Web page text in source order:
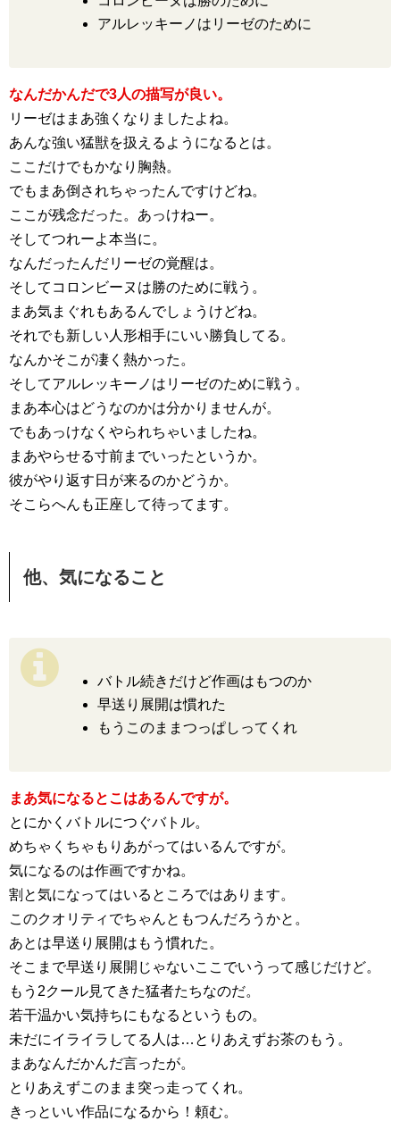
アルレッキーノはリーゼのために
なんだかんだで3人の描写が良い。
リーゼはまあ強くなりましたよね。
あんな強い猛獣を扱えるようになるとは。
ここだけでもかなり胸熱。
でもまあ倒されちゃったんですけどね。
ここが残念だった。あっけねー。
そしてつれーよ本当に。
なんだったんだリーゼの覚醒は。
そしてコロンビーヌは勝のために戦う。
まあ気まぐれもあるんでしょうけどね。
それでも新しい人形相手にいい勝負してる。
なんかそこが凄く熱かった。
そしてアルレッキーノはリーゼのために戦う。
まあ本心はどうなのかは分かりませんが。
でもあっけなくやられちゃいましたね。
まあやらせる寸前までいったというか。
彼がやり返す日が来るのかどうか。
そこらへんも正座して待ってます。
他、気になること
バトル続きだけど作画はもつのか
早送り展開は慣れた
もうこのままつっぱしってくれ
まあ気になるとこはあるんですが。
とにかくバトルにつぐバトル。
めちゃくちゃもりあがってはいるんですが。
気になるのは作画ですかね。
割と気になってはいるところではあります。
このクオリティでちゃんともつんだろうかと。
あとは早送り展開はもう慣れた。
そこまで早送り展開じゃないここでいうって感じだけど。
もう2クール見てきた猛者たちなのだ。
若干温かい気持ちにもなるというもの。
未だにイライラしてる人は…とりあえずお茶のもう。
まあなんだかんだ言ったが。
とりあえずこのまま突っ走ってくれ。
きっといい作品になるから！頼む。